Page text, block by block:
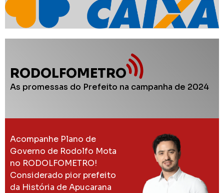
RODOLFOMETRO
As promessas do Prefeito na campanha de 2024
Acompanhe Plano de
Governo de Rodolfo Mota
no RODOLFOMETRO!
Considerado pior prefeito
da História de Apucarana